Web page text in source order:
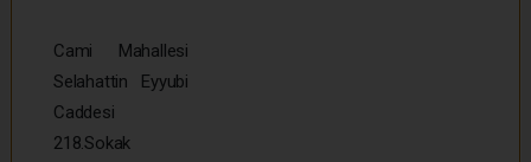
Cami Mahallesi
Selahattin Eyyubi
Caddesi
218.Sokak